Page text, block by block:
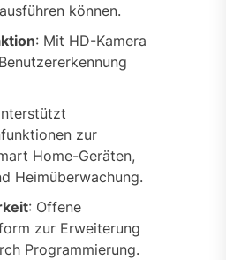
können.
: Mit HD-Kamera
zur
Home-Geräten,
Heimüberwachung.
: Offene
zur Erweiterung
Programmierung.